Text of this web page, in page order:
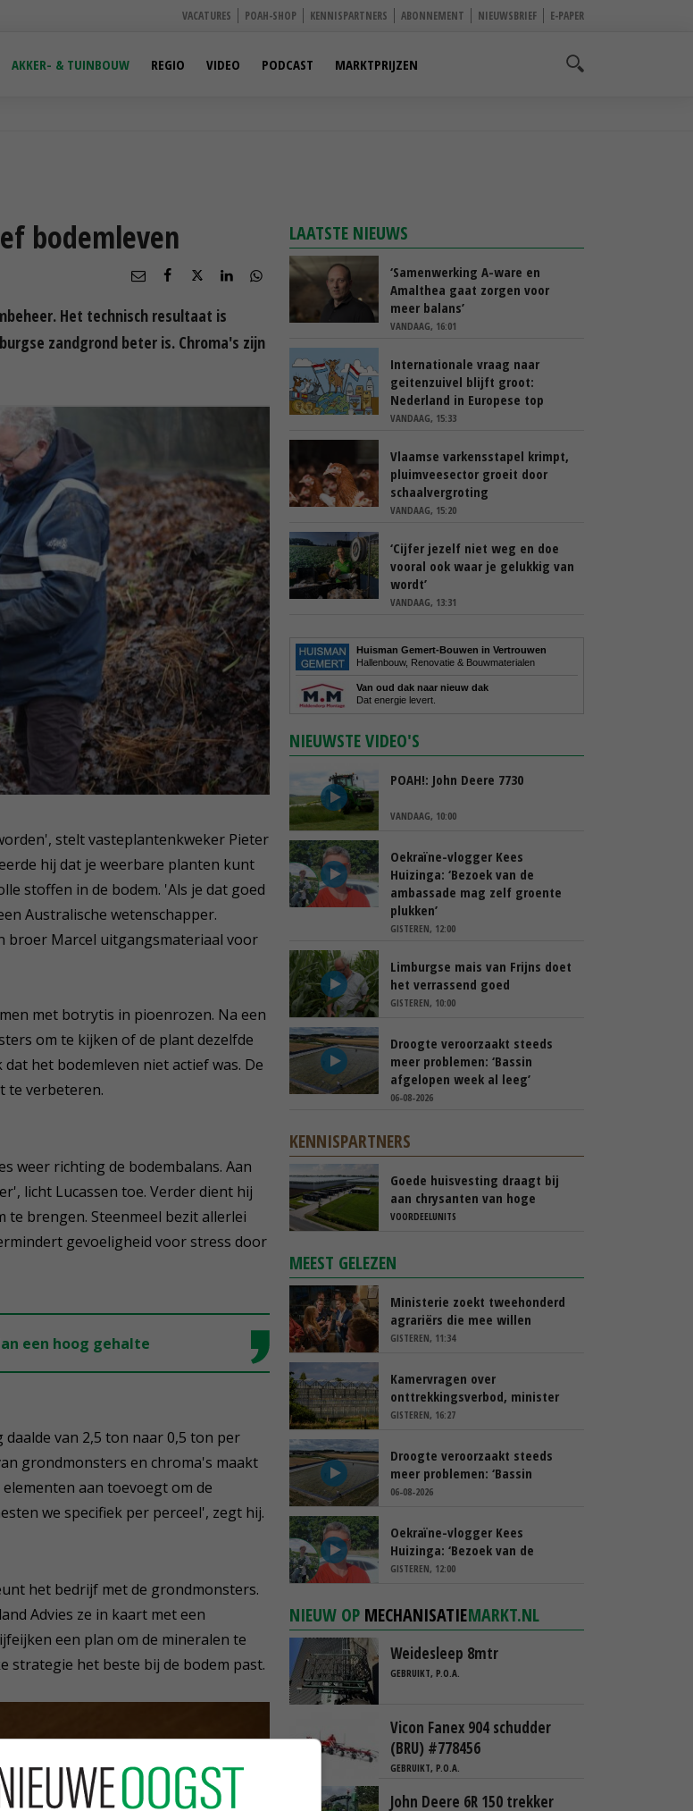
VACATURES POAH-SHOP KENNISPARTNERS ABONNEMENT NIEUWSBRIEF E-PAPER
AKKER- & TUINBOUW REGIO VIDEO PODCAST MARKTPRIJZEN
bodemleven
Het technisch resultaat is
zandgrond beter is. Chroma's zijn
stelt vasteplantenkweker Pieter
hij dat je weerbare planten kunt
stoffen in de bodem. 'Als je dat goed
Australische wetenschapper.
broer Marcel uitgangsmateriaal voor
met botrytis in pioenrozen. Na een
om te kijken of de plant dezelfde
het bodemleven niet actief was. De
te verbeteren.
weer richting de bodembalans. Aan
licht Lucassen toe. Verder dient hij
brengen. Steenmeel bezit allerlei
gevoeligheid voor stress door
een hoog gehalte
van 2,5 ton naar 0,5 ton per
grondmonsters en chroma's maakt
aan toevoegt om de
we specifiek per perceel', zegt hij.
het bedrijf met de grondmonsters.
Advies ze in kaart met een
een plan om de mineralen te
strategie het beste bij de bodem past.
LAATSTE NIEUWS
‘Samenwerking A-ware en
Amalthea gaat zorgen voor
meer balans’
VANDAAG, 16:01
Internationale vraag naar
geitenzuivel blijft groot:
Nederland in Europese top
VANDAAG, 15:33
Vlaamse varkensstapel krimpt,
pluimveesector groeit door
schaalvergroting
VANDAAG, 15:20
‘Cijfer jezelf niet weg en doe
vooral ook waar je gelukkig van
wordt’
VANDAAG, 13:31
Huisman Gemert-Bouwen in Vertrouwen
Hallenbouw, Renovatie & Bouwmaterialen
Van oud dak naar nieuw dak
Dat energie levert.
NIEUWSTE VIDEO'S
POAH!: John Deere 7730
VANDAAG, 10:00
Oekraïne-vlogger Kees
Huizinga: ‘Bezoek van de
ambassade mag zelf groente
plukken’
GISTEREN, 12:00
Limburgse mais van Frijns doet
het verrassend goed
GISTEREN, 10:00
Droogte veroorzaakt steeds
meer problemen: ‘Bassin
afgelopen week al leeg’
06-08-2026
KENNISPARTNERS
Goede huisvesting draagt bij
aan chrysanten van hoge
kwaliteit
VOORDEELUNITS
MEEST GELEZEN
Ministerie zoekt tweehonderd
agrariërs die mee willen
denken
GISTEREN, 11:34
Kamervragen over
onttrekkingsverbod, minister
spreekt van ‘ondernemersrisico’
GISTEREN, 16:27
Droogte veroorzaakt steeds
meer problemen: ‘Bassin
afgelopen week al leeg’
06-08-2026
Oekraïne-vlogger Kees
Huizinga: ‘Bezoek van de
ambassade mag zelf groente
GISTEREN, 12:00
NIEUW OP MECHANISATIEMARKT.NL
Weidesleep 8mtr
GEBRUIKT, P.O.A.
Vicon Fanex 904 schudder
(BRU) #778456
GEBRUIKT, P.O.A.
John Deere 6R 150 trekker